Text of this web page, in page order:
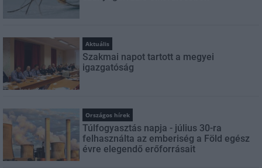
Aktuális
Szakmai napot tartott a megyei
igazgatóság
Országos hírek
Túlfogyasztás napja - július 30-ra
felhasználta az emberiség a Föld egész
évre elegendő erőforrásait